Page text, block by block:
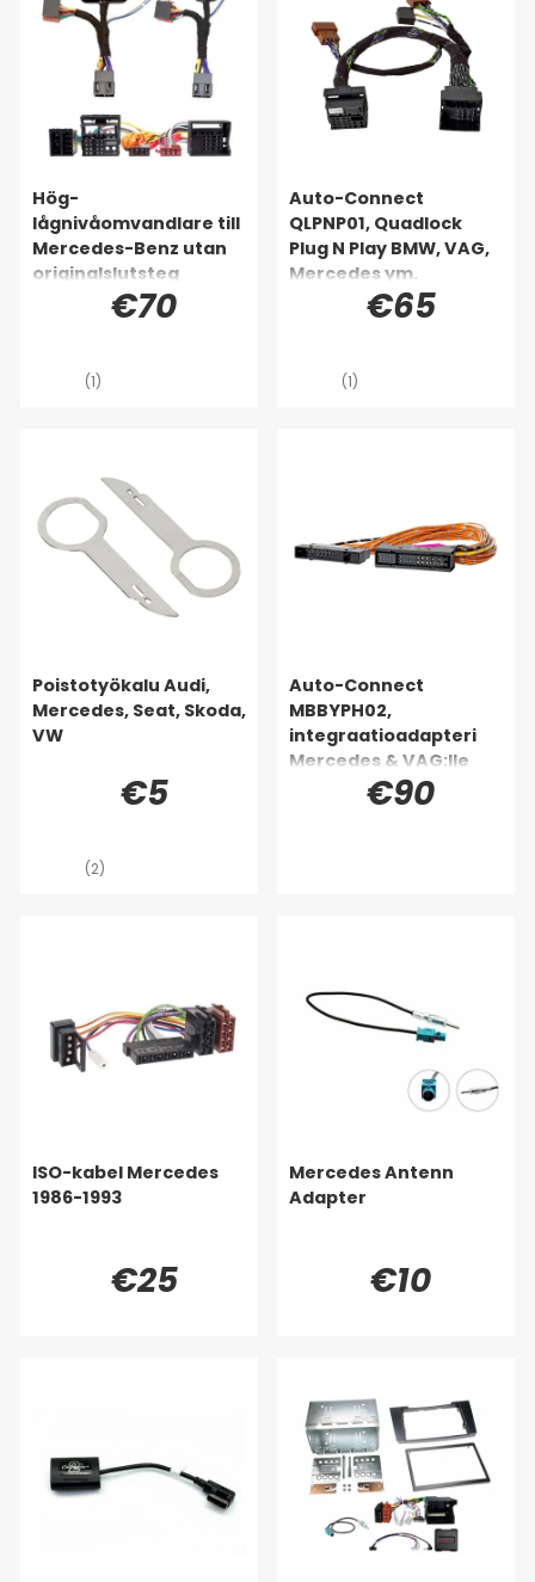
Hög-
lågnivåomvandlare till
Mercedes-Benz utan
originalslutsteg
€70
(1)
Auto-Connect
QLPNP01, Quadlock
Plug N Play BMW, VAG,
Mercedes ym.
€65
(1)
Poistotyökalu Audi,
Mercedes, Seat, Skoda,
VW
€5
(2)
Auto-Connect
MBBYPH02,
integraatioadapteri
Mercedes & VAG:lle
€90
ISO-kabel Mercedes
1986-1993
€25
Mercedes Antenn
Adapter
€10